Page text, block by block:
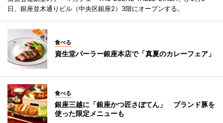
日、銀座並木通りビル（中央区銀座2）3階にオープンする。
食べる
資生堂パーラー銀座本店で「真夏のカレーフェア」
食べる
銀座三越に「銀座かつ匠さぼてん」 ブランド豚を
使った限定メニューも